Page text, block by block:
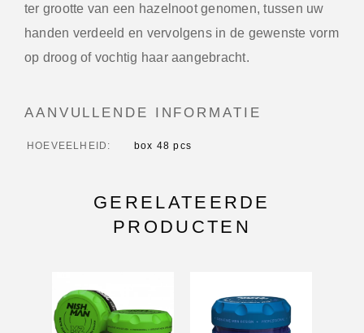
ter grootte van een hazelnoot genomen, tussen uw
handen verdeeld en vervolgens in de gewenste vorm
op droog of vochtig haar aangebracht.
AANVULLENDE INFORMATIE
HOEVEELHEID box 48 pcs
GERELATEERDE
PRODUCTEN